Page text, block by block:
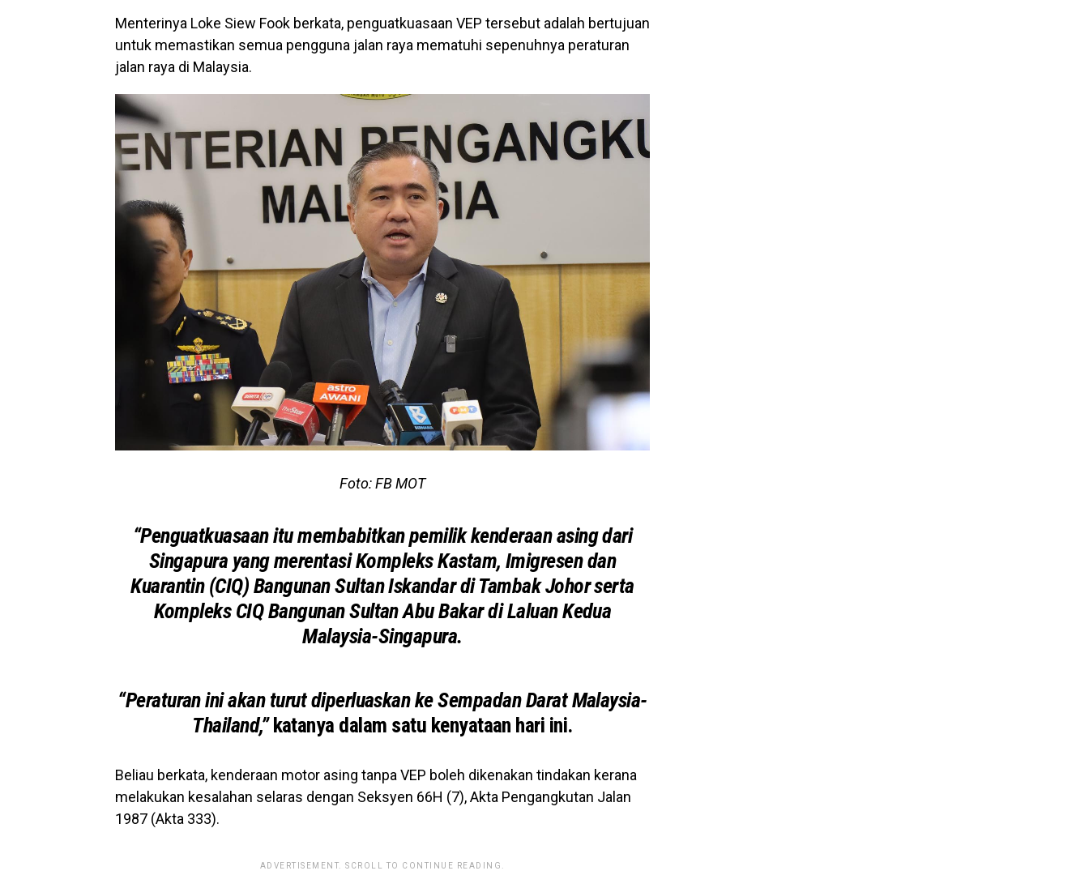
Menterinya Loke Siew Fook berkata, penguatkuasaan VEP tersebut adalah bertujuan
untuk memastikan semua pengguna jalan raya mematuhi sepenuhnya peraturan
jalan raya di Malaysia.
Foto: FB MOT
“Penguatkuasaan itu membabitkan pemilik kenderaan asing dari
Singapura yang merentasi Kompleks Kastam, Imigresen dan
Kuarantin (CIQ) Bangunan Sultan Iskandar di Tambak Johor serta
Kompleks CIQ Bangunan Sultan Abu Bakar di Laluan Kedua
Malaysia-Singapura.
“Peraturan ini akan turut diperluaskan ke Sempadan Darat Malaysia-
Thailand,”katanya dalam satu kenyataan hari ini.
Beliau berkata, kenderaan motor asing tanpa VEP boleh dikenakan tindakan kerana
melakukan kesalahan selaras dengan Seksyen 66H (7), Akta Pengangkutan Jalan
1987 (Akta 333).
ADVERTISEMENT. SCROLL TO CONTINUE READING.